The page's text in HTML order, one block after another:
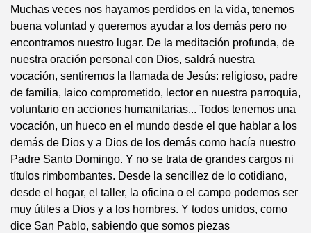
Muchas veces nos hayamos perdidos en la vida, tenemos
buena voluntad y queremos ayudar a los demás pero no
encontramos nuestro lugar. De la meditación profunda, de
nuestra oración personal con Dios, saldrá nuestra
vocación, sentiremos la llamada de Jesús: religioso, padre
de familia, laico comprometido, lector en nuestra parroquia,
voluntario en acciones humanitarias... Todos tenemos una
vocación, un hueco en el mundo desde el que hablar a los
demás de Dios y a Dios de los demás como hacía nuestro
Padre Santo Domingo. Y no se trata de grandes cargos ni
títulos rimbombantes. Desde la sencillez de lo cotidiano,
desde el hogar, el taller, la oficina o el campo podemos ser
muy útiles a Dios y a los hombres. Y todos unidos, como
dice San Pablo, sabiendo que somos piezas